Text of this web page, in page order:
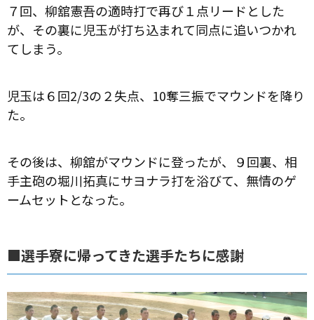
７回、柳舘憲吾の適時打で再び１点リードとした
が、その裏に児玉が打ち込まれて同点に追いつかれ
てしまう。
児玉は６回2/3の２失点、10奪三振でマウンドを降り
た。
その後は、柳舘がマウンドに登ったが、９回裏、相
手主砲の堀川拓真にサヨナラ打を浴びて、無情のゲ
ームセットとなった。
■選手寮に帰ってきた選手たちに感謝